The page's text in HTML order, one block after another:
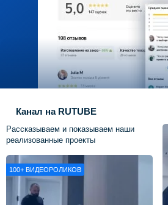
Канал на RUTUBE
Рассказываем и показываем наши
реализованные проекты
100+ ВИДЕОРОЛИКОВ